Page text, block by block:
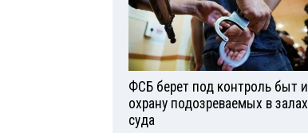
ФСБ берет под контроль быт и
охрану подозреваемых в залах
суда